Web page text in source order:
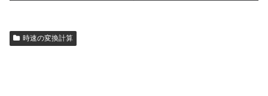
時速の変換計算